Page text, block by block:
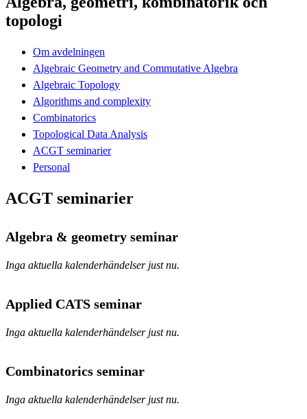
topologi
Om avdelningen
Algebraic Geometry and Commutative Algebra
Algebraic Topology
Algorithms and complexity
Combinatorics
Topological Data Analysis
ACGT seminarier
Personal
ACGT seminarier
Algebra & geometry seminar
Inga aktuella kalenderhändelser just nu.
Applied CATS seminar
Inga aktuella kalenderhändelser just nu.
Combinatorics seminar
Inga aktuella kalenderhändelser just nu.